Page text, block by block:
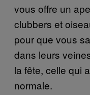
vous offre un
clubbers et
pour que vous
dans leurs
la fête, celle qui
normale.